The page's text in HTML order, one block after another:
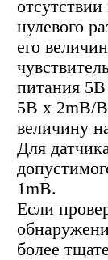
нулевого
его
питания 5В
5В х 2mВ/В
величину
Для
1mВ.
Если
более